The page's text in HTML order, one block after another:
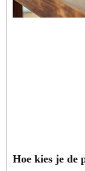
Hoe kies je de